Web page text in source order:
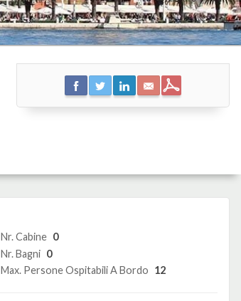
Nr. Cabine 0
Nr. Bagni 0
Max. Persone Ospitabili A Bordo 12